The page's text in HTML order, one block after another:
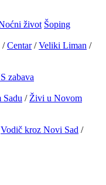
život Šoping
/Centar/Veliki Liman /
zabava
Sadu / Živi u Novom
Vodič kroz Novi Sad /